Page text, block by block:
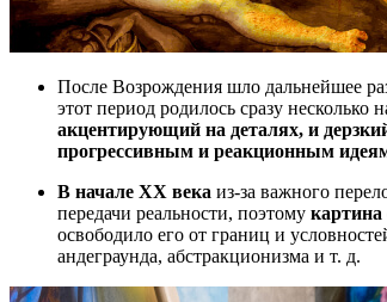
После Возрождения шло дальнейшее
этот период родилось сразу
акцентирующий на деталях, и
прогрессивным и реакционным
В начале XX века из-за важного
передачи реальности, поэтому картина
освободило его от границ и
андеграунда, абстракционизма и т. д.